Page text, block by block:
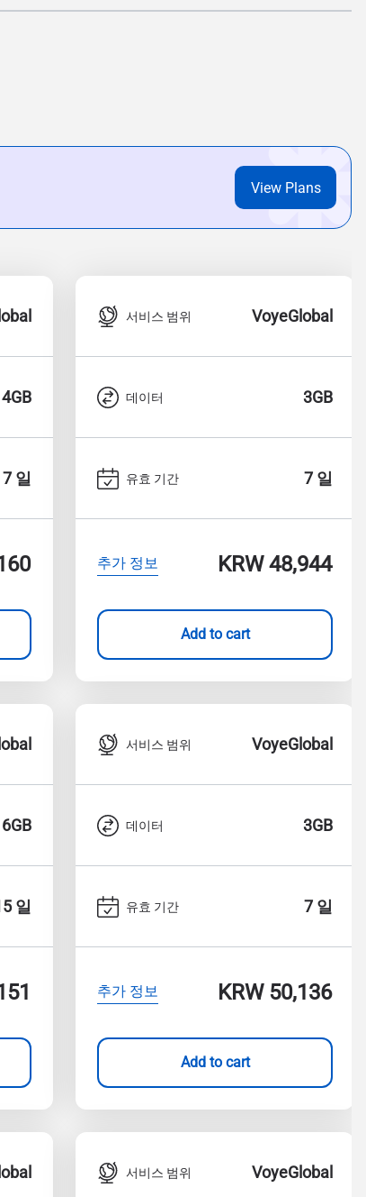
View Plans
4GB
7 일
서비스 범위 VoyeGlobal
데이터 3GB
유효 기간 7 일
추가 정보 KRW 48,944
Add to cart
6GB
일
서비스 범위 VoyeGlobal
데이터 3GB
유효 기간 7 일
추가 정보 KRW 50,136
Add to cart
서비스 범위 VoyeGlobal